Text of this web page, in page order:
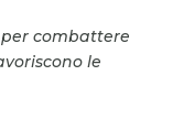
combattere
le